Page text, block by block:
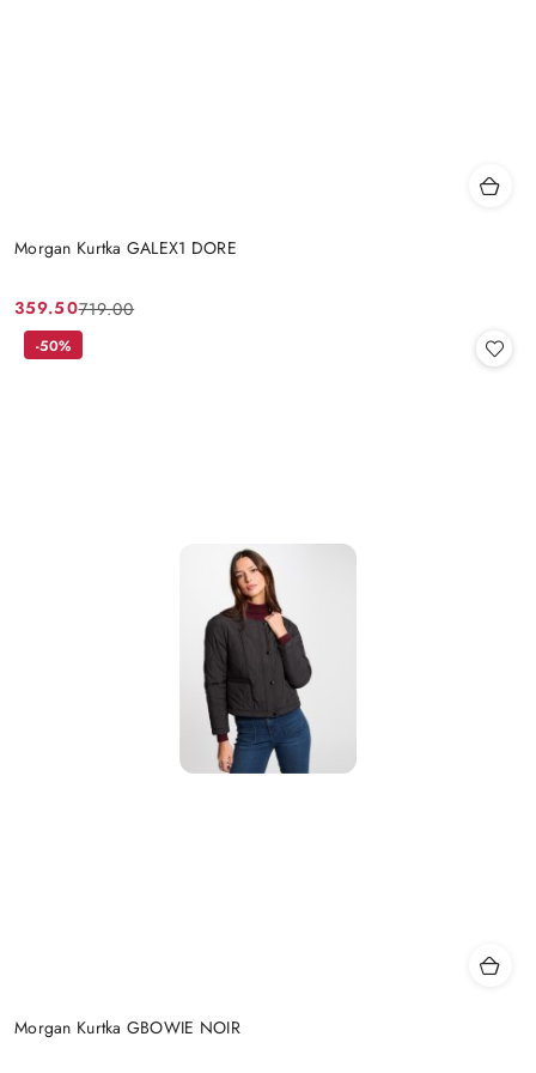
Morgan Kurtka GALEX1 DORE
Cena
promocyjna:
359.50
Cena
przed
719.00
Morgan Kurtka GBOWIE NOIR
-50%